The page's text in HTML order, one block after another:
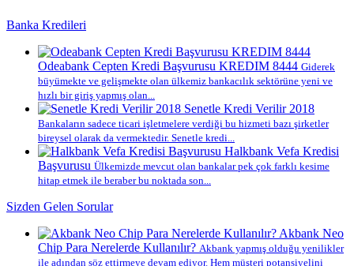
Banka Kredileri
Odeabank Cepten Kredi Başvurusu KREDIM 8444 Giderek
büyümekte ve gelişmekte olan ülkemiz bankacılık sektörüne yeni ve
hızlı bir giriş yapmış olan...
Senetle Kredi Verilir 2018
Bankaların sadece ticari işletmelere verdiği bu hizmeti bazı şirketler
bireysel olarak da vermektedir. Senetle kredi...
Halkbank Vefa Kredisi
Başvurusu Ülkemizde mevcut olan bankalar pek çok farklı kesime
hitap etmek ile beraber bu noktada son...
Sizden Gelen Sorular
Akbank Neo
Chip Para Nerelerde Kullanılır? Akbank yapmış olduğu yenilikler
ile adından söz ettirmeye devam ediyor. Hem müşteri potansiyelini